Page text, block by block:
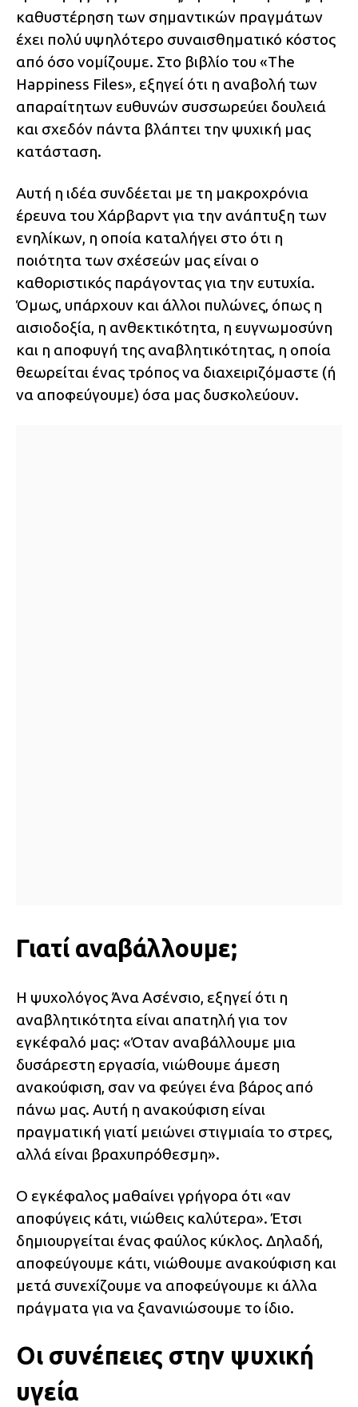
καθυστέρηση των σημαντικών πραγμάτων
έχει πολύ υψηλότερο συναισθηματικό κόστος
από όσο νομίζουμε. Στο βιβλίο του «The
Happiness Files», εξηγεί ότι η αναβολή των
απαραίτητων ευθυνών συσσωρεύει δουλειά
και σχεδόν πάντα βλάπτει την ψυχική μας
κατάσταση.
Αυτή η ιδέα συνδέεται με τη μακροχρόνια
έρευνα του Χάρβαρντ για την ανάπτυξη των
ενηλίκων, η οποία καταλήγει στο ότι η
ποιότητα των σχέσεών μας είναι ο
καθοριστικός παράγοντας για την ευτυχία.
Όμως, υπάρχουν και άλλοι πυλώνες, όπως η
αισιοδοξία, η ανθεκτικότητα, η ευγνωμοσύνη
και η αποφυγή της αναβλητικότητας, η οποία
θεωρείται ένας τρόπος να διαχειριζόμαστε (ή
να αποφεύγουμε) όσα μας δυσκολεύουν.
Γιατί αναβάλλουμε;
Η ψυχολόγος Άνα Ασένσιο, εξηγεί ότι η
αναβλητικότητα είναι απατηλή για τον
εγκέφαλό μας: «Όταν αναβάλλουμε μια
δυσάρεστη εργασία, νιώθουμε άμεση
ανακούφιση, σαν να φεύγει ένα βάρος από
πάνω μας. Αυτή η ανακούφιση είναι
πραγματική γιατί μειώνει στιγμιαία το στρες,
αλλά είναι βραχυπρόθεσμη».
Ο εγκέφαλος μαθαίνει γρήγορα ότι «αν
αποφύγεις κάτι, νιώθεις καλύτερα». Έτσι
δημιουργείται ένας φαύλος κύκλος. Δηλαδή,
αποφεύγουμε κάτι, νιώθουμε ανακούφιση και
μετά συνεχίζουμε να αποφεύγουμε κι άλλα
πράγματα για να ξανανιώσουμε το ίδιο.
Οι συνέπειες στην ψυχική
υγεία